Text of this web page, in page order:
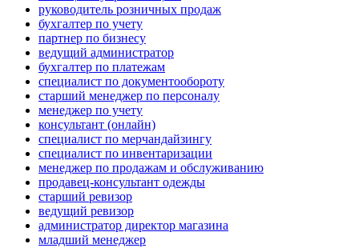
руководитель розничных продаж
бухгалтер по учету
партнер по бизнесу
ведущий администратор
бухгалтер по платежам
специалист по документообороту
старший менеджер по персоналу
менеджер по учету
консультант (онлайн)
специалист по мерчандайзингу
специалист по инвентаризации
менеджер по продажам и обслуживанию
продавец-консультант одежды
старший ревизор
ведущий ревизор
администратор директор магазина
младший менеджер